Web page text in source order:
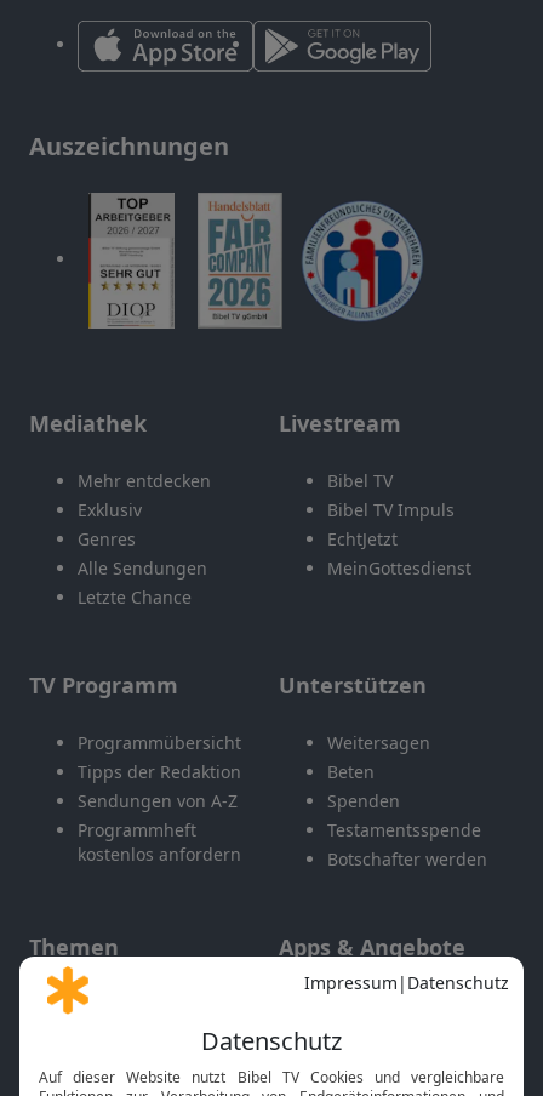
Auszeichnungen
Mediathek
Mehr entdecken
Exklusiv
Genres
Alle Sendungen
Letzte Chance
Livestream
Bibel TV
Bibel TV Impuls
EchtJetzt
MeinGottesdienst
TV Programm
Programmübersicht
Tipps der Redaktion
Sendungen von A-Z
Programmheft
kostenlos anfordern
Unterstützen
Weitersagen
Beten
Spenden
Testamentsspende
Botschafter werden
Themen
Gott und Bibel erklärt
Apps & Angebote
Mobile App